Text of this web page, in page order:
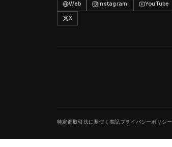
Web Instagram YouTube
X
特定商取引法に基づく表記プライバシーポリシー